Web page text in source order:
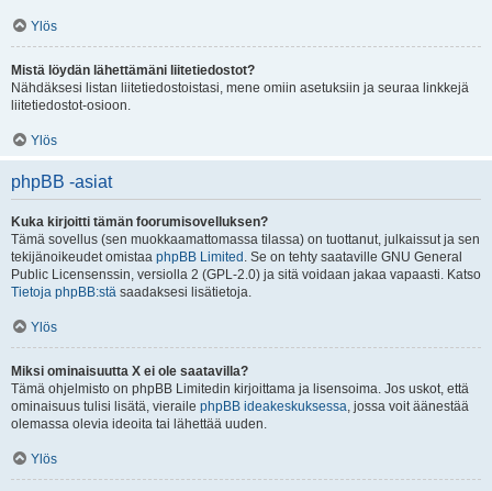
Ylös
Mistä löydän lähettämäni liitetiedostot?
Nähdäksesi listan liitetiedostoistasi, mene omiin asetuksiin ja seuraa linkkejä
liitetiedostot-osioon.
Ylös
phpBB -asiat
Kuka kirjoitti tämän foorumisovelluksen?
Tämä sovellus (sen muokkaamattomassa tilassa) on tuottanut, julkaissut ja sen
tekijänoikeudet omistaa phpBB Limited . Se on tehty saataville GNU General
Public Licensenssin, versiolla 2 (GPL-2.0) ja sitä voidaan jakaa vapaasti. Katso
Tietoja phpBB:stä saadaksesi lisätietoja.
Ylös
Miksi ominaisuutta X ei ole saatavilla?
Tämä ohjelmisto on phpBB Limitedin kirjoittama ja lisensoima. Jos uskot, että
ominaisuus tulisi lisätä, vieraile phpBB ideakeskuksessa, jossa voit äänestää
olemassa olevia ideoita tai lähettää uuden.
Ylös